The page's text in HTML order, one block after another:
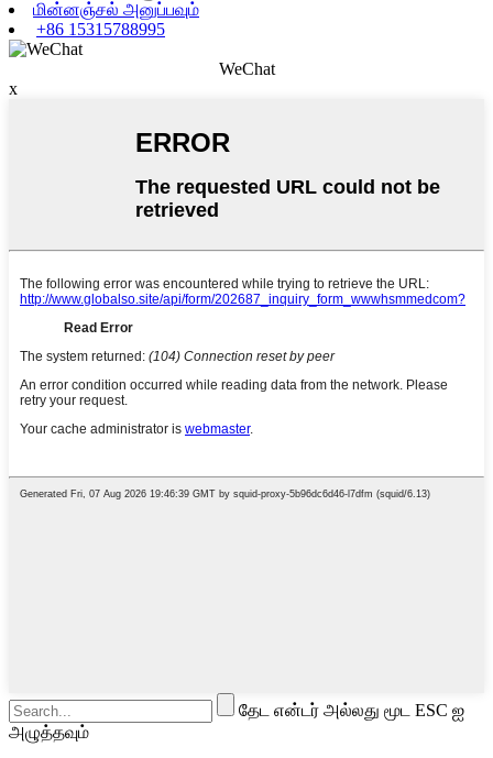
மின்னஞ்சல் அனுப்பவும்
+86 15315788995
WeChat
x
தேட என்டர் அல்லது மூட ESC ஐ
அழுத்தவும்